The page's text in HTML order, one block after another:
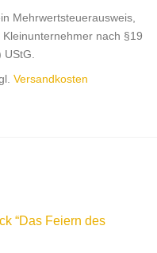
Mehrwertsteuerausweis,
Kleinunternehmer nach §19
UStG.
Versandkosten
“Das Feiern des